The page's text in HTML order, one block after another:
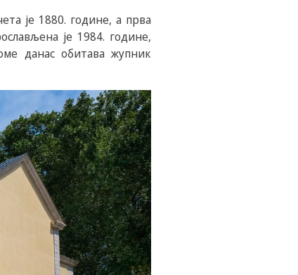
је 1880. године, а прва
је 1984. године,
данас обитава жупник